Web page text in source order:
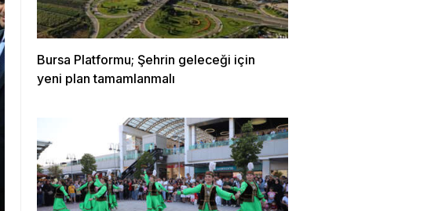
Bursa Platformu; Şehrin geleceği için
yeni plan tamamlanmalı